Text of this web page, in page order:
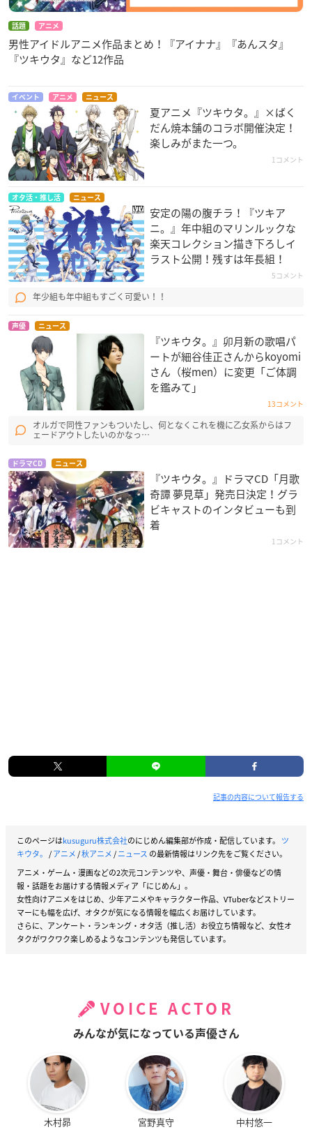
ATION2』がパッケージ化！
第1巻には第1話と第2話を収録！
パッケージ封入のCDには収録話数の
さらに特典映像としてSix Gravityが歌う主題歌「Paint It Blac
k」のノンテロップオープニング映像＆振付映像を収録！
≪収録内容≫
第1話「1秒前よりも……」
第2話「奏でたい想い」
▼ご予約・ご購入はこちらから
Blu-ray／ DVD
話題 アニメ
男性アイドルアニメ作品まとめ！『アイナナ』『あんスタ』
『ツキウタ』など12作品
イベント アニメ ニュース
夏アニメ『ツキウタ。』×ばく
だん焼本舗のコラボ開催決定！
楽しみがまた一つ。
1コメント
オタ活・推し活 ニュース
安定の陽の腹チラ！『ツキア
ニ。』年中組のマリンルックな
楽天コレクション描き下ろしイ
ラスト公開！残すは年長組！
5コメント
年少組も年中組もすごく可愛い！！
声優 ニュース
『ツキウタ。』卯月新の歌唱パ
ートが細谷佳正さんからkoyomi
さん（桜men）に変更「ご体調
を鑑みて」
13コメント
オルガで同性ファンもついたし、何となくこれを機に乙女系からはフ
ェードアウトしたいのかなっ…
ドラマCD ニュース
『ツキウタ。』ドラマCD「月歌
奇譚 夢見草」発売日決定！グラ
ビキャストのインタビューも到
着
1コメント
記事の内容について報告する
このページはkusuguru株式会社のにじめん編集部が作成・配信しています。 ツ
キウタ。 /アニメ/秋アニメ/ニュース の最新情報はリンク先をご覧ください。
アニメ・ゲーム・漫画などの2次元コンテンツや、声優・舞台・俳優などの情
報・話題をお届けする情報メディア「にじめん」。
女性向けアニメをはじめ、少年アニメやキャラクター作品、VTuberなどストリー
マーにも幅を広げ、オタクが気になる情報を幅広くお届けしています。
さらに、アンケート・ランキング・オタ活（推し活）お役立ち情報など、女性オ
タクがワクワク楽しめるようなコンテンツも発信しています。
VOICE ACTOR
みんなが気になっている声優さん
木村昴 宮野真守 中村悠一